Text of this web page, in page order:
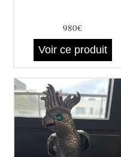
980€
Voir ce produit